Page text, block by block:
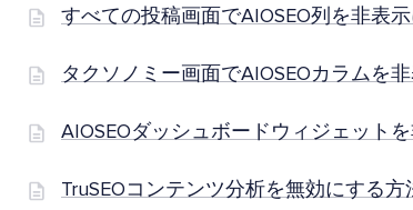
すべての投稿画面でAIOSEO列を非表
タクソノミー画面でAIOSEOカラムを
AIOSEOダッシュボードウィジェット
TruSEOコンテンツ分析を無効にする方